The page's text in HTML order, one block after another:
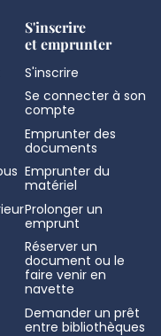
S'inscrire
et emprunter
S'inscrire
Se connecter à son
compte
Emprunter des
documents
Emprunter du
matériel
Prolonger un
emprunt
Réserver un
document ou le
faire venir en
navette
Demander un prêt
entre bibliothèques